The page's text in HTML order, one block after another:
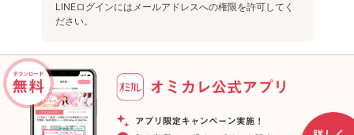
LINEログインにはメールアドレスへの権限を許可してく
ださい。